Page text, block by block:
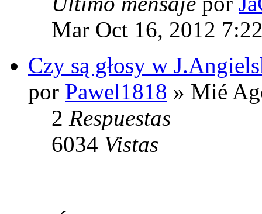
Mar Oct 16, 2012
Czy są głosy w
por Pawel1818 » Mié
2 Respuestas
6034 Vistas